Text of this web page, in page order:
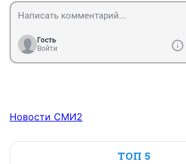
Гость
Войти
Новости СМИ2
ТОП 5